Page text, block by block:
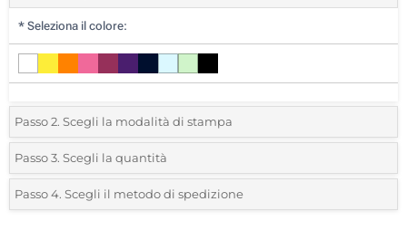
* Seleziona il colore:
Passo 2. Scegli la modalità di stampa
*Seleziona la posizione di stampa e il colore del vostro logo:
Incisione Laser (Su un lato)
Passo 3. Scegli la quantità
*Quantità desiderata:
Passo 4. Scegli il metodo di spedizione